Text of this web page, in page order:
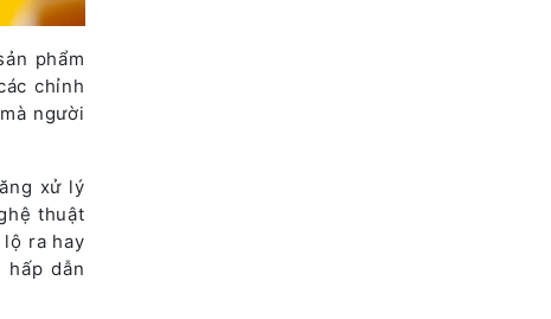
phẩm
chỉnh
người
xử lý
thuật
ra hay
dẫn